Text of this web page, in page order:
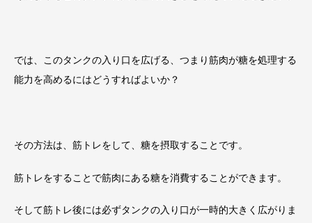
では、このタンクの入り口を広げる、つまり筋肉が糖を処理する
能力を高めるにはどうすればよいか？
その方法は、筋トレをして、糖を摂取することです。
筋トレをすることで筋肉にある糖を消費することができます。
そして筋トレ後には必ずタンクの入り口が一時的大きく広がりま